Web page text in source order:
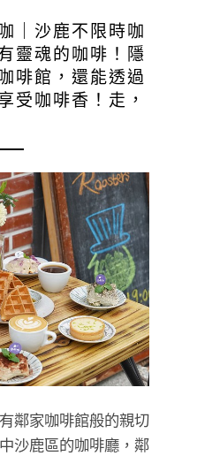
｜沙鹿不限時咖
靈魂的咖啡！隱
啡館，還能透過
受咖啡香！走，
鄰家咖啡館般的親切
沙鹿區的咖啡廳，鄰